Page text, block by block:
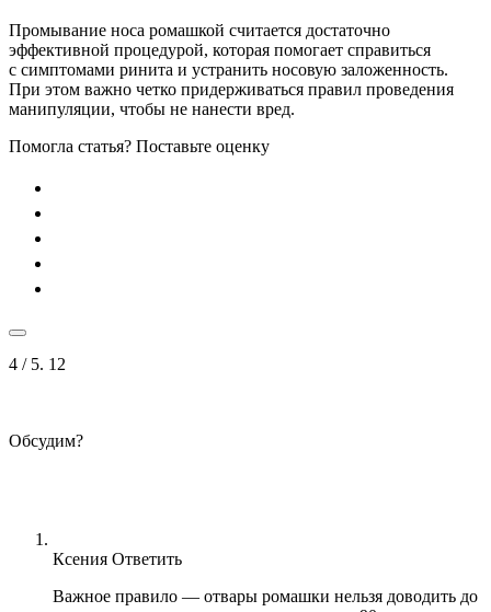
Промывание носа ромашкой считается достаточно
эффективной процедурой, которая помогает справиться
с симптомами ринита и устранить носовую заложенность.
При этом важно четко придерживаться правил проведения
манипуляции, чтобы не нанести вред.
Помогла статья? Поставьте оценку
4 / 5. 12
Обсудим?
Ксения Ответить
Важное правило — отвары ромашки нельзя доводить до